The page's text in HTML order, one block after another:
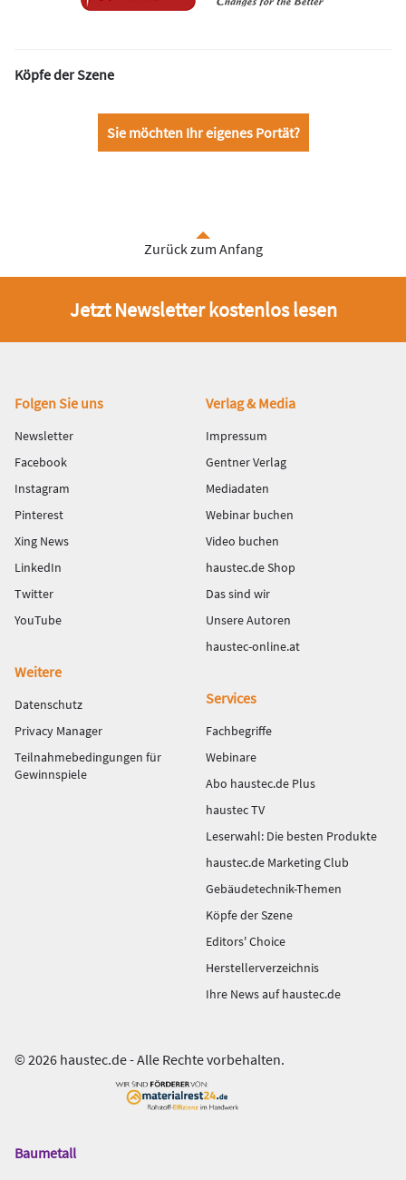
Köpfe der Szene
Sie möchten Ihr eigenes Portät?
Zurück zum Anfang
Jetzt Newsletter kostenlos lesen
Fußbereich
Folgen Sie uns
Newsletter
Facebook
Instagram
Pinterest
Xing News
LinkedIn
Twitter
YouTube
Verlag & Media
Impressum
Gentner Verlag
Mediadaten
Webinar buchen
Video buchen
haustec.de Shop
Das sind wir
Unsere Autoren
haustec-online.at
Weitere
Datenschutz
Privacy Manager
Teilnahmebedingungen für
Gewinnspiele
Services
Fachbegriffe
Webinare
Abo haustec.de Plus
haustec TV
Leserwahl: Die besten Produkte
haustec.de Marketing Club
Gebäudetechnik-Themen
Köpfe der Szene
Editors' Choice
Herstellerverzeichnis
Ihre News auf haustec.de
© 2026 haustec.de - Alle Rechte vorbehalten.
Das
Baumetall